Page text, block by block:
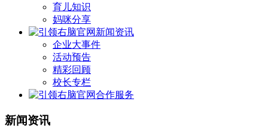
育儿知识
妈咪分享
新闻资讯
企业大事件
活动预告
精彩回顾
校长专栏
合作服务
新闻资讯